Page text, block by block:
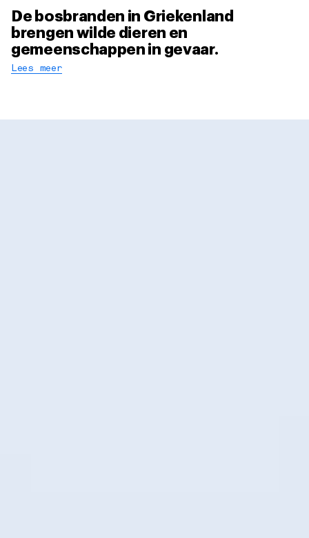
De bosbranden in Griekenland
brengen wilde dieren en
gemeenschappen in gevaar.
Lees meer